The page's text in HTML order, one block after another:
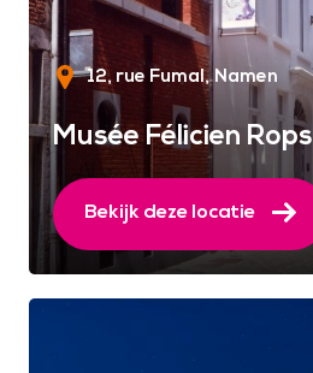
12, rue Fumal Namen
Musée Félicien Rops
Bekijk deze locatie